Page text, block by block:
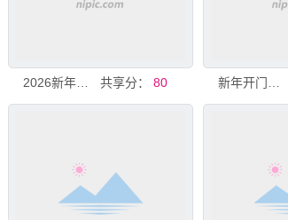
2026新年开门红美陈 共享分：80